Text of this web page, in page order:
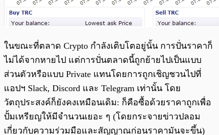
ในขณะที่ตลาด Crypto กำลังเติบโตอยู่นั้น การปั่นราคาก็
ไม่ได้จากหายไป แต่การปั่นตลาดนี้ถูกย้ายไปเป็นแบบ
ส่วนตัวหรือแบบ Private แทนโดยการถูกเชิญชวนไปที่
แอปฯ Slack, Discord และ Telegram เท่านั้น โดย
วัตถุประสงค์ก็ยังคงเหมือนเดิม: ก็คือซื้อด้วยราคาถูกเพื่อ
ปั้มเหรียญให้มีจำนวนเยอะ ๆ (โดยกระจายข่าวปลอม
เกี่ยวกับความร่วมมือและสัญญาณก่อนราคามันจะขึ้น)